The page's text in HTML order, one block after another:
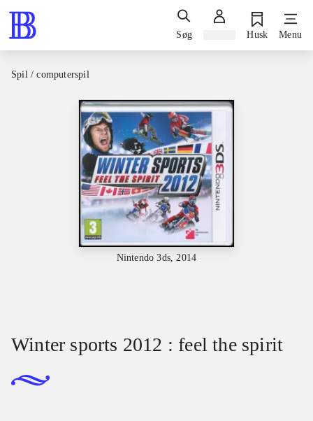
Søg Husk Menu
Spil / computerspil
Nintendo 3ds, 2014
Winter sports 2012 : feel the spirit